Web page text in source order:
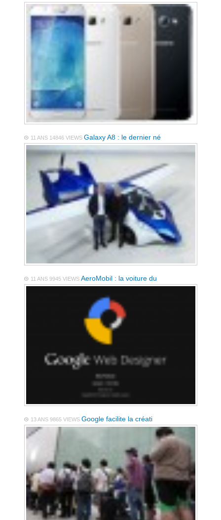
11 ANS 14846 VIEWSGalaxy A8 : le dernier né
11 ANS9945 VIEWSAeroMobil : la voiture du
13 ANS9865 VIEWSGoogle facilite la créati